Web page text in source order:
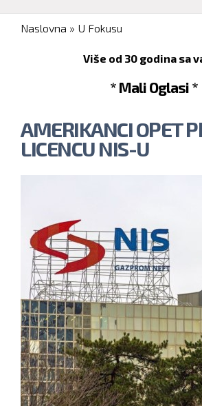
You are here
Naslovna » U Fokusu
Više od 30 godina sa
* Mali Oglasi *
AMERIKANCI OPET
LICENCU NIS-U